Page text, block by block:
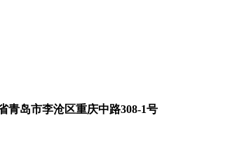
青岛市李沧区重庆中路308-1号